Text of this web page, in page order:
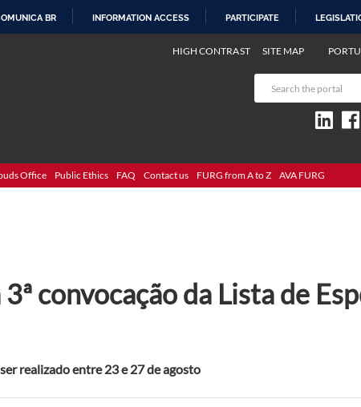
BR INFORMATION ACCESS PARTICIPATE
HIGH CONTRAST SITE MAP
Office Public Ethics FAQ Contact us FURG from A to Z AVA FURG
convocação da Lista de
realizado entre 23 e 27 de agosto